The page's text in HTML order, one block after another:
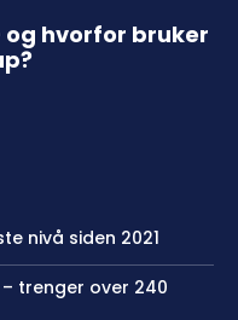
hvorfor bruker
nivå siden 2021
trenger over 240